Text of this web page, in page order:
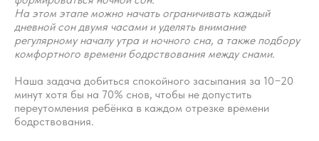
На этом этапе можно начать ограничивать каждый
дневной сон двумя часами и уделять внимание
регулярному началу утра и ночного сна, а также подбору
комфортного времени бодрствования между снами.
Наша задача добиться спокойного засыпания за 10−20
минут хотя бы на 70% снов, чтобы не допустить
переутомления ребёнка в каждом отрезке времени
бодрствования.